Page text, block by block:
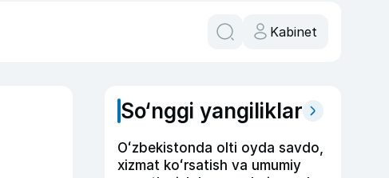
Kabinet
So‘nggi yangiliklar
Oʻzbekistonda olti oyda savdo,
xizmat koʻrsatish va umumiy